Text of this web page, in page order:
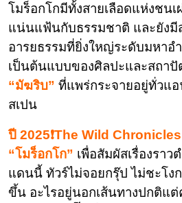
โมร็อกโกมีทั้งสายเลือดแห่งชนเ
แน่นแฟ้นกับธรรมชาติ และยังมี
อารยธรรมที่ยิ่งใหญ่ระดับมหาอ
เป็นต้นแบบของศิลปะและสถาปั
“มัฆริบ” ที่แพร่กระจายอยู่ทั่วแอ
สเปน
ปี 2025❗The Wild Chronicles
“โมร็อกโก” เพื่อสัมผัสเรื่องรา
แดนนี้ ทัวร์ไม่จอยกรุ๊ป ไม่ชะโง
ขึ้น อะไรอยู่นอกเส้นทางปกติแต่